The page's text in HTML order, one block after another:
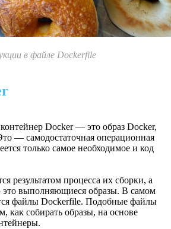
в файле Dockerfile
Docker — это образ Docker,
— самодостаточная операционная
только самое необходимое и код
результатом процесса их сборки, а
выполняющиеся образы. В самом
файлы Dockerfile. Подобные файлы
как собирать образы, на основе